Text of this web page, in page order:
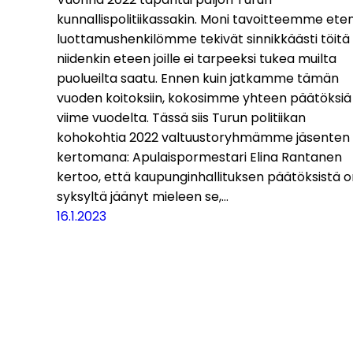
kunnallispolitiikassakin. Moni tavoitteemme
luottamushenkilömme tekivät sinnikkäästi töitä
niidenkin eteen joille ei tarpeeksi tukea muilta
puolueilta saatu. Ennen kuin jatkamme tämän
vuoden koitoksiin, kokosimme yhteen päätöksiä
viime vuodelta. Tässä siis Turun politiikan
kohokohtia 2022 valtuustoryhmämme jäsenten
kertomana: Apulaispormestari Elina Rantanen
kertoo, että kaupunginhallituksen päätöksistä
syksyltä jäänyt mieleen se,…
16.1.2023